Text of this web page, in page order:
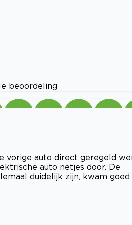
beoordeling
vorige auto direct geregeld
auto netjes door. De
duidelijk zijn, kwam goed